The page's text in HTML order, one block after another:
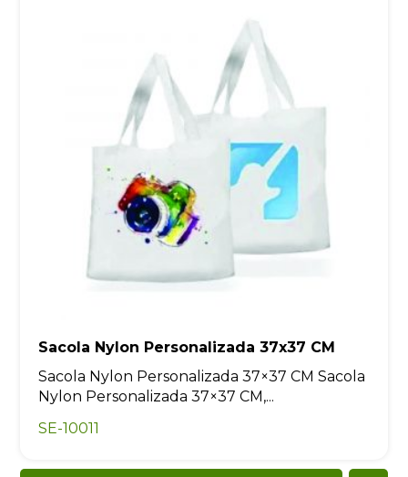
Sacola Nylon Personalizada 37x37 CM
Sacola Nylon Personalizada 37×37 CM Sacola
Nylon Personalizada 37×37 CM,...
SE-10011